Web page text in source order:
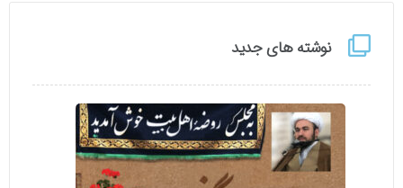
نوشته های جدید